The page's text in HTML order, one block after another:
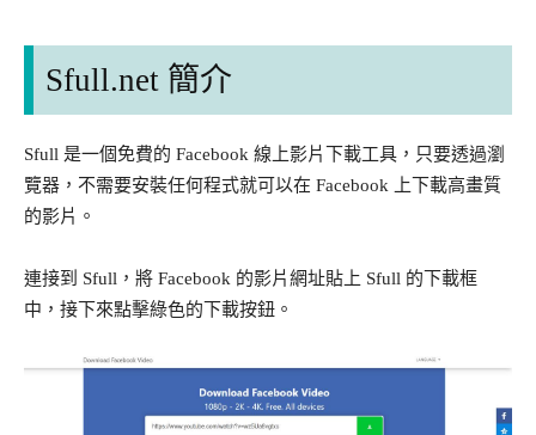
Sfull.net 簡介
Sfull 是一個免費的 Facebook 線上影片下載工具，只要透過瀏
覽器，不需要安裝任何程式就可以在 Facebook 上下載高畫質
的影片。
連接到 Sfull，將 Facebook 的影片網址貼上 Sfull 的下載框
中，接下來點擊綠色的下載按鈕。